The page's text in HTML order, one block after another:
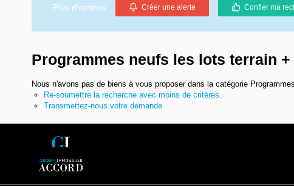
Plus d'options Créer une alerte Confier ma
Programmes neufs les lots terrain
Nous n'avons pas de biens à vous proposer dans la catégorie
Re-soumettre la recherche avec moins de critères.
Transmettez-nous votre demande